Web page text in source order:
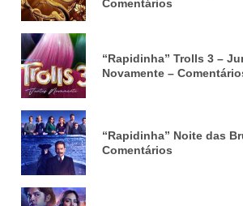
Comentários
“Rapidinha” Trolls 3 –
Novamente –
“Rapidinha” Noite das
Comentários